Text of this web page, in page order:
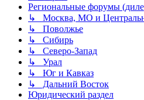
Региональные форумы
↳ Москва, МО и
↳ Поволжье
↳ Сибирь
↳ Северо-Запад
↳ Урал
↳ Юг и Кавказ
↳ Дальний Восток
Юридический раздел